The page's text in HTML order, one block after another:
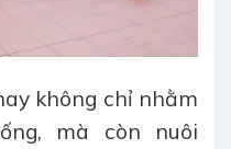
không chỉ nhằm
mà còn nuôi